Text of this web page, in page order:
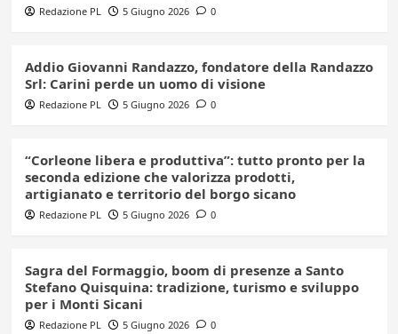
Redazione PL 5 Giugno 2026 0
Addio Giovanni Randazzo, fondatore della Randazzo
Srl: Carini perde un uomo di visione
Redazione PL 5 Giugno 2026 0
“Corleone libera e produttiva”: tutto pronto per la
seconda edizione che valorizza prodotti,
artigianato e territorio del borgo sicano
Redazione PL 5 Giugno 2026 0
Sagra del Formaggio, boom di presenze a Santo
Stefano Quisquina: tradizione, turismo e sviluppo
per i Monti Sicani
Redazione PL 5 Giugno 2026 0